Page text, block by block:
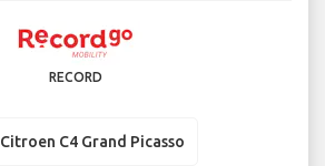
RECORD
Citroen C4 Grand Picasso